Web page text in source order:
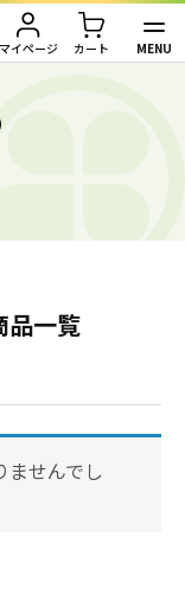
マイページ カート MENU
品一覧
ませんでし